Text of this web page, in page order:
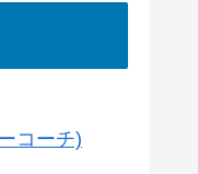
コーチ)